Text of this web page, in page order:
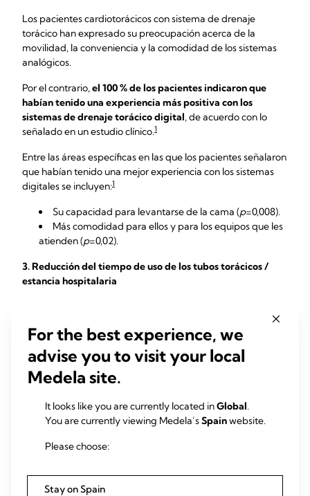
Los pacientes cardiotorácicos con sistema de drenaje
torácico han expresado su preocupación acerca de la
movilidad, la conveniencia y la comodidad de los sistemas
analógicos.
Por el contrario,el 100 % de los pacientes indicaron que
habían tenido una experiencia más positiva con los
sistemas de drenaje torácico digital, de acuerdo con lo
señalado en un estudio clínico.1
Entre las áreas específicas en las que los pacientes señalaron
que habían tenido una mejor experiencia con los sistemas
digitales se incluyen:1
Su capacidad para levantarse de la cama (p=0,008).
Más comodidad para ellos y para los equipos que les
atienden (p=0,02).
3. Reducción del tiempo de uso de los tubos torácicos /
estancia hospitalaria
momento adecuado para retirar el drenaje, lo que supone
un menor tiempo de uso del tubo torácico en comparación
con lo que sucede con los sistemas analógicos. Como
consecuencia, la estancia del paciente en el hospital se
asociados.
ofrecieron valores notablemente inferiores en los
Duración de las fugas de aire en comparación con los
For the best experience, we
advise you to visit your local
Medela site.
It looks like you are currently located inGlobal.
You are currently viewing Medela’sSpainwebsite.
Please choose:
Stay on Spain